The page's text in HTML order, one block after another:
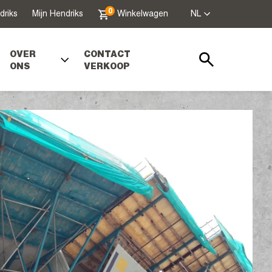
OVER
ONS
CONTACT
VERKOOP
Mijn Hendriks 0 Winkelwagen NL